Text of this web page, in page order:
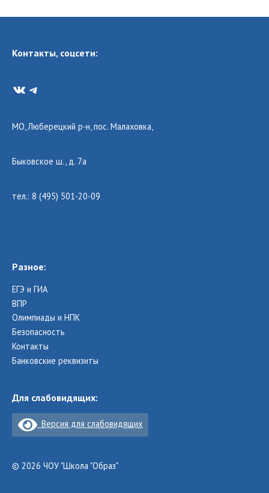
Контакты, соцсети:
VKTelegram
МО, Люберецкий р-н, пос. Малаховка,
Быковское ш., д. 7а
тел.: 8 (495) 501-20-09
Разное:
ЕГЭ и ГИА
ВПР
Олимпиады и НПК
Безопасность
Контакты
Банковские реквизиты
Для слабовидящих:
Версия для слабовидящих
© 2026 ЧОУ "Школа "Образ"